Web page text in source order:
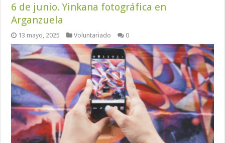
6 de junio. Yinkana fotográfica en
Arganzuela
13 mayo, 2025 Voluntariado 0